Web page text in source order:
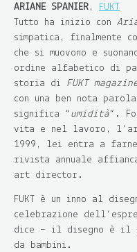
ARIANE SPANIER , FUKT
Tutto ha inizio con
simpatica, finalmente
che si muovono e
ordine alfabetico di
storia di FUKT
con una ben nota
significa “ umidità”.
vita e nel lavoro,
1999, lei entra a
rivista annuale
art director.
FUKT è un inno al
celebrazione
dice – il disegno è il
da bambini.